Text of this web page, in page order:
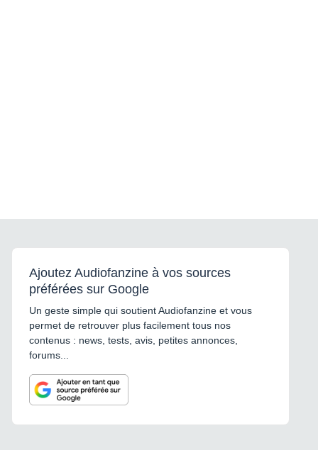
Ajoutez Audiofanzine à vos sources
préférées sur Google
Un geste simple qui soutient Audiofanzine et vous
permet de retrouver plus facilement tous nos
contenus : news, tests, avis, petites annonces,
forums...